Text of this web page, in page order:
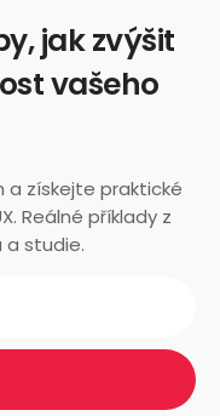
jak zvýšit
vašeho
a získejte praktické
Reálné příklady z
studie.